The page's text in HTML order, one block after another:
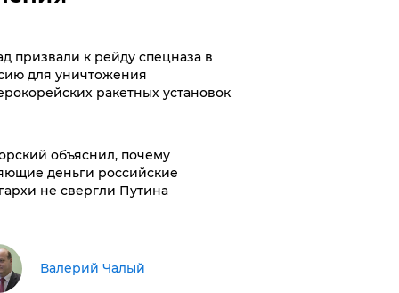
призвали к рейду спецназа в
для уничтожения
ракетных установок
объяснил, почему
деньги российские
не свергли Путина
Валерий Чалый